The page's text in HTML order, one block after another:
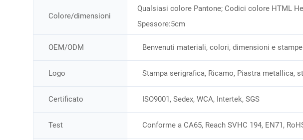
Colore/dimensioni
Qualsiasi colore Pantone; Codici colore HTML
Spessore:5cm
OEM/ODM Benvenuti materiali, colori, dimensioni e
Logo Stampa serigrafica, Ricamo, Piastra metallica,
Certificato ISO9001, Sedex, WCA, Intertek, SGS
Test Conforme a CA65, Reach SVHC 194, EN71,